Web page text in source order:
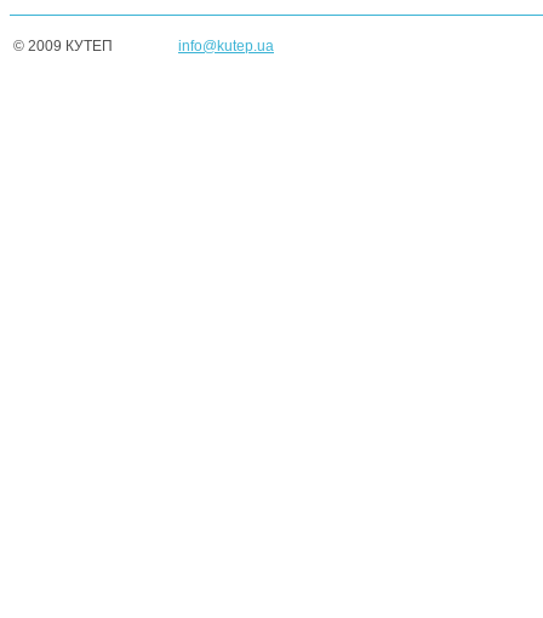
© 2009 КУТЕП info@kutep.ua